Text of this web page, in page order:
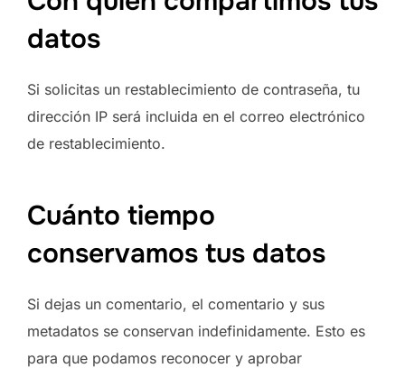
datos
Si solicitas un restablecimiento de contraseña, tu
dirección IP será incluida en el correo electrónico
de restablecimiento.
Cuánto tiempo
conservamos tus datos
Si dejas un comentario, el comentario y sus
metadatos se conservan indefinidamente. Esto es
para que podamos reconocer y aprobar